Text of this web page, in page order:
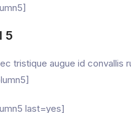
5
tristique augue id convallis
last=yes]